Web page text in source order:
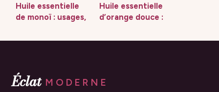
Huile essentielle
de monoï : usages,
vérités à connaître
Huile essentielle
d’orange douce :
3 règles pour une
Éclat MODERNE